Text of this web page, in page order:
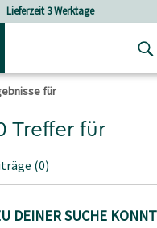
Lieferzeit 3 Werktage
für
Treffer für
(0)
DEINER SUCHE